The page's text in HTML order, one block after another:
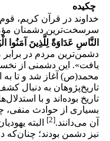
چکیده
خداوند در قرآن کریم، قوم
سرسخت‌ترین دشمنان
النَّاسِ عَدَاوَةً لِلَّذِینَ آمَنُوا
دشمن‌ترین مردم در
یافت». این دشمنی از
محمد(ص) آغاز شد و تا به
تاریخ‌پژوهان به دنبال
تاریخ بوده‌اند و با
بسیاری از حوادث منفی،
آن می‌دانند.[2]
البته
نیز دشمن بودند؛ چنان‌که